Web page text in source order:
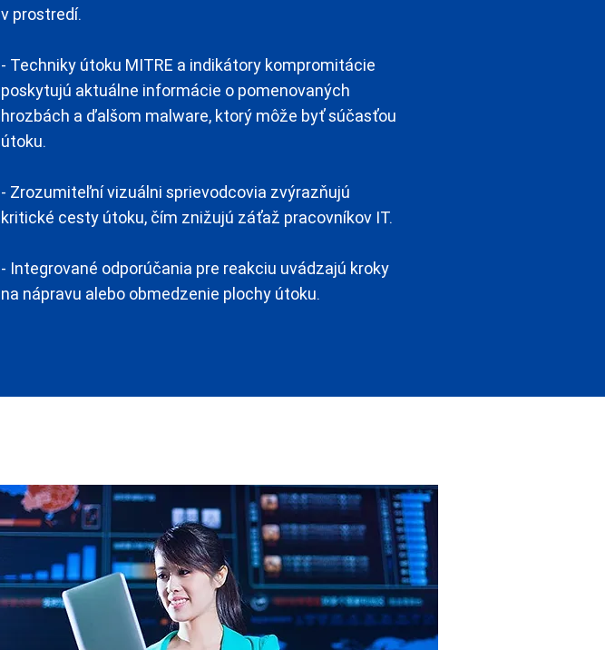
v prostredí.
- Techniky útoku MITRE a indikátory kompromitácie
poskytujú aktuálne informácie o pomenovaných
hrozbách a ďalšom malware, ktorý môže byť súčasťou
útoku.
- Zrozumiteľní vizuálni sprievodcovia zvýrazňujú
kritické cesty útoku, čím znižujú záťaž pracovníkov IT.
- Integrované odporúčania pre reakciu uvádzajú kroky
na nápravu alebo obmedzenie plochy útoku.